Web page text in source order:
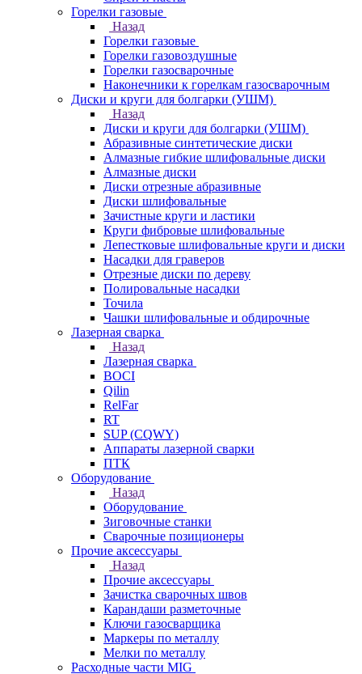
Горелки газовые
Назад
Горелки газовые
Горелки газовоздушные
Горелки газосварочные
Наконечники к горелкам газосварочным
Диски и круги для болгарки (УШМ)
Назад
Диски и круги для болгарки (УШМ)
Абразивные синтетические диски
Алмазные гибкие шлифовальные диски
Алмазные диски
Диски отрезные абразивные
Диски шлифовальные
Зачистные круги и ластики
Круги фибровые шлифовальные
Лепестковые шлифовальные круги и диски
Насадки для граверов
Отрезные диски по дереву
Полировальные насадки
Точила
Чашки шлифовальные и обдирочные
Лазерная сварка
Назад
Лазерная сварка
BOCI
Qilin
RelFar
RT
SUP (CQWY)
Аппараты лазерной сварки
ПТК
Оборудование
Назад
Оборудование
Зиговочные станки
Сварочные позиционеры
Прочие аксессуары
Назад
Прочие аксессуары
Зачистка сварочных швов
Карандаши разметочные
Ключи газосварщика
Маркеры по металлу
Мелки по металлу
Расходные части MIG